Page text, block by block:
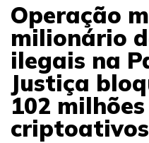
Operação
milionário
ilegais na
Justiça
102
criptoativos